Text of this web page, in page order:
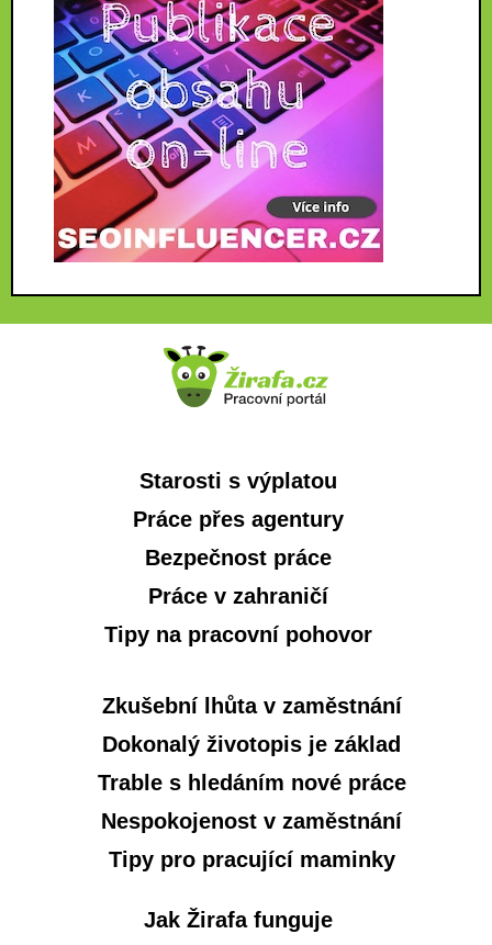
Starosti s výplatou
Práce přes agentury
Bezpečnost práce
Práce v zahraničí
Tipy na pracovní pohovor
Zkušební lhůta v zaměstnání
Dokonalý životopis je základ
Trable s hledáním nové práce
Nespokojenost v zaměstnání
Tipy pro pracující maminky
Jak Žirafa funguje